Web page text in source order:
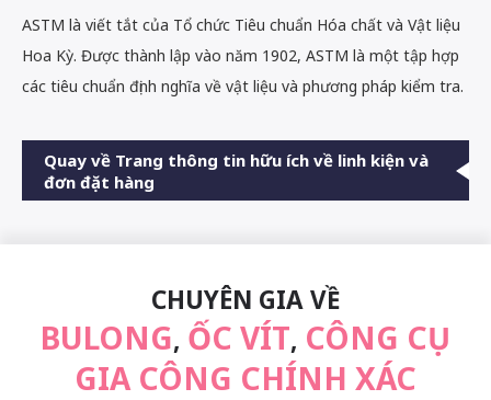
ASTM là viết tắt của Tổ chức Tiêu chuẩn Hóa chất và Vật liệu
Hoa Kỳ. Được thành lập vào năm 1902, ASTM là một tập hợp
các tiêu chuẩn định nghĩa về vật liệu và phương pháp kiểm tra.
Quay về Trang thông tin hữu ích về linh kiện và
đơn đặt hàng
CHUYÊN GIA VỀ
BULONG, ỐC VÍT, CÔNG CỤ
GIA CÔNG CHÍNH XÁC